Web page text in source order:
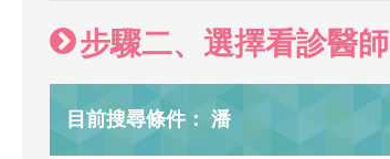
步驟二、選擇看診醫師
目前搜尋條件： 潘